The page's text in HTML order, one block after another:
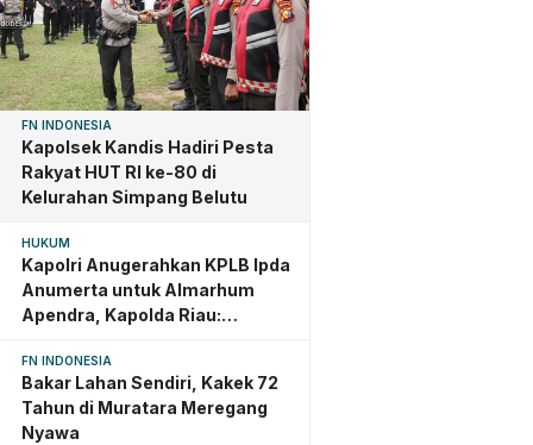
FN INDONESIA
Kapolsek Kandis Hadiri Pesta
Rakyat HUT RI ke-80 di
Kelurahan Simpang Belutu
HUKUM
Kapolri Anugerahkan KPLB Ipda
Anumerta untuk Almarhum
Apendra, Kapolda Riau:
FN INDONESIA
Bakar Lahan Sendiri, Kakek 72
Tahun di Muratara Meregang
Nyawa